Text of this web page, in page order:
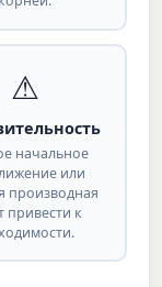
⚠
начальное
или
производная
привести к